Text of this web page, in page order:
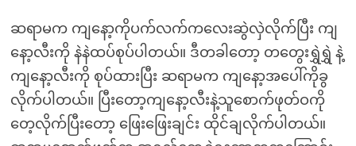
ဆရာမက ကျနော့ကိုပက်လက်ကလေးဆွဲလှဲလိုက်ပြီး ကျ
နော့လီးကို နဲနဲထပ်စုပ်ပါတယ်။ ဒီတခါတော့ တတွေးရွှဲရွှဲ နဲ့
ကျနော့လီးကို စုပ်ထားပြီး ဆရာမက ကျနော့အပေါ်ကိုခွ
လိုက်ပါတယ်။ ပြီးတော့ကျနော့လီးနဲ့သူစောက်ဖုတ်ဝကို
တေ့လိုက်ပြီးတော့ ဖြေးဖြေးချင်း ထိုင်ချလိုက်ပါတယ်။